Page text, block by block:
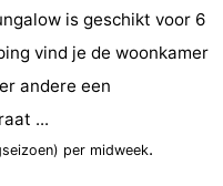
is geschikt voor 6
vind je de woonkamer
andere een
...
per midweek.